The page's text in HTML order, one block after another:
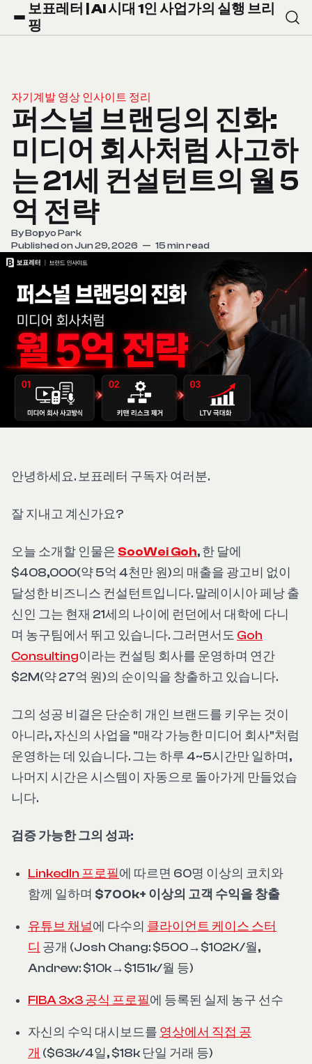
보표레터 | AI 시대 1인 사업가의 실행 브리
핑
자기계발 영상 인사이트 정리
퍼스널 브랜딩의 진화:
미디어 회사처럼 사고하
는 21세 컨설턴트의 월 5
억 전략
ByBopyo Park
Published on Jun 29, 2026 — 15 min read
안녕하세요. 보표레터 구독자 여러분.
잘 지내고 계신가요?
오늘 소개할 인물은 SooWei Goh, 한 달에
$408,000(약 5억 4천만 원)의 매출을 광고비 없이
달성한 비즈니스 컨설턴트입니다. 말레이시아 페낭 출
신인 그는 현재 21세의 나이에 런던에서 대학에 다니
며 농구팀에서 뛰고 있습니다. 그러면서도 Goh
Consulting이라는 컨설팅 회사를 운영하며 연간
$2M(약 27억 원)의 순이익을 창출하고 있습니다.
그의 성공 비결은 단순히 개인 브랜드를 키우는 것이
아니라, 자신의 사업을 "매각 가능한 미디어 회사"처럼
운영하는 데 있습니다. 그는 하루 4~5시간만 일하며,
나머지 시간은 시스템이 자동으로 돌아가게 만들었습
니다.
검증 가능한 그의 성과:
LinkedIn 프로필에 따르면 60명 이상의 코치와
함께 일하며 $700k+ 이상의 고객 수익을 창출
유튜브 채널에 다수의 클라이언트 케이스 스터
디 공개 (Josh Chang: $500→$102K/월,
Andrew: $10k→$151k/월 등)
FIBA 3x3 공식 프로필에 등록된 실제 농구 선수
자신의 수익 대시보드를 영상에서 직접 공
개 ($63k/4일, $18k 단일 거래 등)